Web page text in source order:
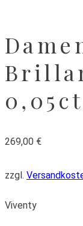
269,00 €
zzgl.
Viventy